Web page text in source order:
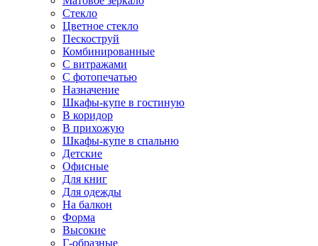
Стекло
Цветное стекло
Пескоструй
Комбинированные
С витражами
С фотопечатью
Назначение
Шкафы-купе в гостиную
В коридор
В прихожую
Шкафы-купе в спальню
Детские
Офисные
Для книг
Для одежды
На балкон
Форма
Высокие
Г-образные